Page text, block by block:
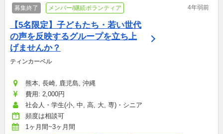
募集終了 メンバー/継続ボランティア 4年弱前
【5名限定】子どもたち・若い世代
の声を反映するグループを立ち上
げませんか？
ティンカーベル
熊本, 長崎, 鹿児島, 沖縄
費用: 2,000円
社会人・学生(小, 中, 高, 大, 専)・シニア
頻度は相談可
1ヶ月間~3ヶ月間